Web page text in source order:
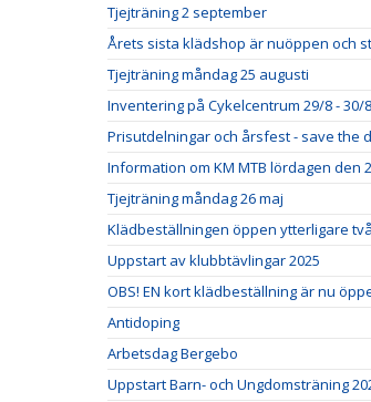
Tjejträning 2 september
Årets sista klädshop är nuöppen och
Tjejträning måndag 25 augusti
Inventering på Cykelcentrum 29/8 - 30/8
Prisutdelningar och årsfest - save the
Information om KM MTB lördagen den
Tjejträning måndag 26 maj
Klädbeställningen öppen ytterligare
Uppstart av klubbtävlingar 2025
OBS! EN kort klädbeställning är nu
Antidoping
Arbetsdag Bergebo
Uppstart Barn- och Ungdomsträning